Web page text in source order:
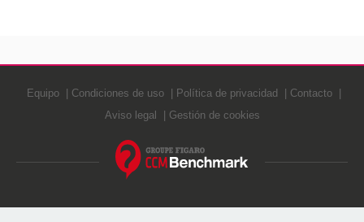
Equipo Condiciones de uso Política de privacidad
Contacto
Aviso legal
Gestión de cookies